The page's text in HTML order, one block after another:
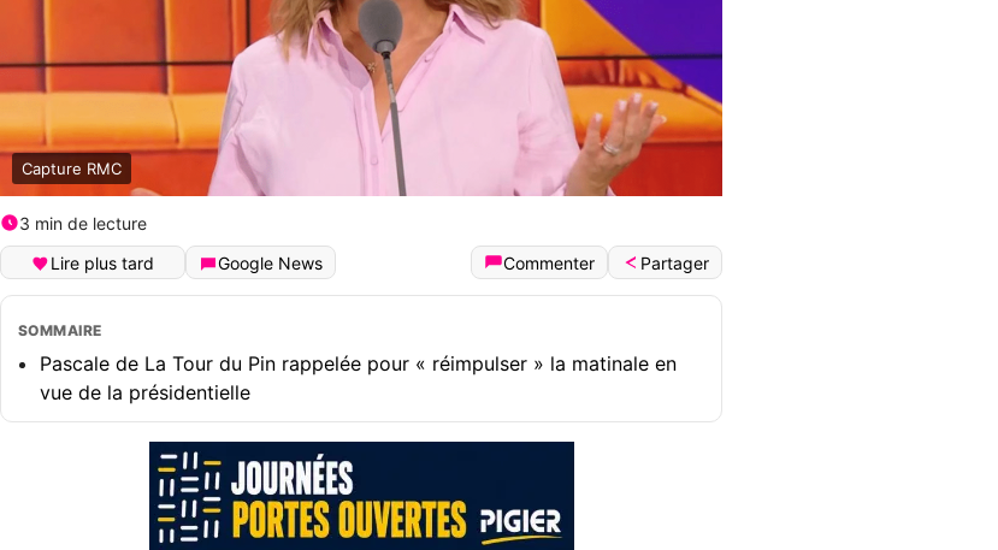
Capture RMC
3 min de lecture
Lire plus tard
Google News Commenter Partager
SOMMAIRE
Pascale de La Tour du Pin rappelée pour « réimpulser » la matinale en
vue de la présidentielle